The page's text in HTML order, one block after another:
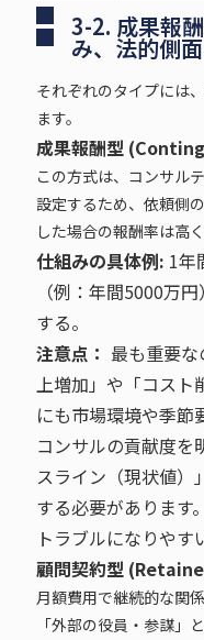
3-2. 成果報
み、法的側
それぞれのタイプには
ます。
成果報酬型
この方式は、コンサル
設定するため、依頼側
した場合の報酬率は高く
仕組みの具体例: 1年
（例：年間5000万
する。
注意点： 最も重要
上増加」や「コスト
にも市場環境や季節
コンサルの貢献度を
スライン（現状値）
する必要があります
トラブルになりやす
顧問契約型
月額費用で継続的な関
「外部の役員・参謀」